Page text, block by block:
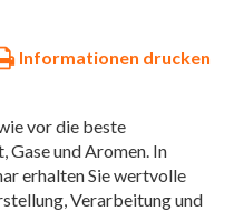
Informationen drucken
vor die beste
Gase und Aromen. In
erhalten Sie wertvolle
Verarbeitung und